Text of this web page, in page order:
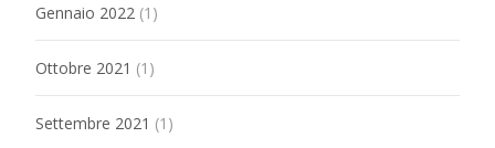
Gennaio 2022 (1)
Ottobre 2021 (1)
Settembre 2021 (1)